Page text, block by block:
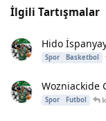
İlgili Tartışmalar
Hido
Spor Basketbol
Wozniackide
Spor Futbol